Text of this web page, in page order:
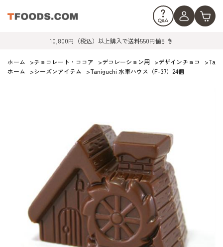
10,800円（税込）以上購入で送料550円値引き
ホーム >チョコレート・ココア >デコレーション用 >デザインチョコ >
ホーム
>シーズンアイテム >Taniguchi 水車ハウス（F-37）24個